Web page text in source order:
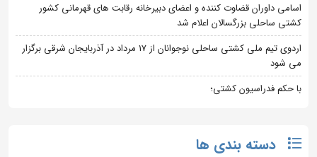
اسامی داوران قضاوت کننده و اعضای دبیرخانه رقابت های قهرمانی کشور
کشتی ساحلی بزرگسالان اعلام شد
اردوی تیم ملی کشتی ساحلی نوجوانان از 17 مرداد در آذربایجان شرقی برگزار
می شود
با حکم فدراسیون کشتی؛
دسته بندی ها